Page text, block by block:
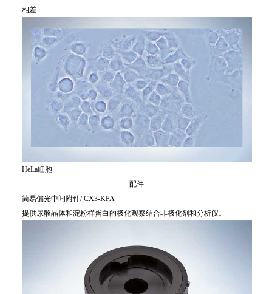
相差
HeLa细胞
配件
简易偏光中间附件/ CX3-KPA
提供尿酸晶体和淀粉样蛋白的极化观察结合非极化剂和分析仪。